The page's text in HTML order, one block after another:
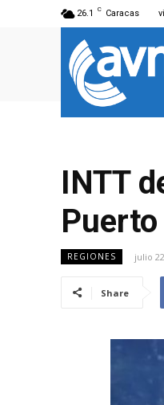
26.1 C Caracas
INTT
REGIONES julio
Share